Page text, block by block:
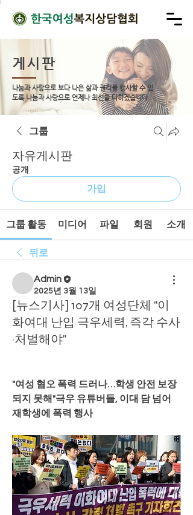
게시판
나눔과 사랑으로 보다 나은 삶과 권리를 행사할 수 있
도록 나눔과 사랑으로 언제나 최선을 다하겠습니다.
그룹
자유게시판
공개
가입
그룹 활동 미디어 파일 회원 소개
뒤로
Admin
2025년 3월 13일
[뉴스기사] 107개 여성단체 "이
화여대 난입 극우세력, 즉각 수사
·처벌해야"
"여성 혐오 폭력 드러나…학생 안전 보장
되지 못해"극우 유튜버들, 이대 담 넘어
재학생에 폭력 행사